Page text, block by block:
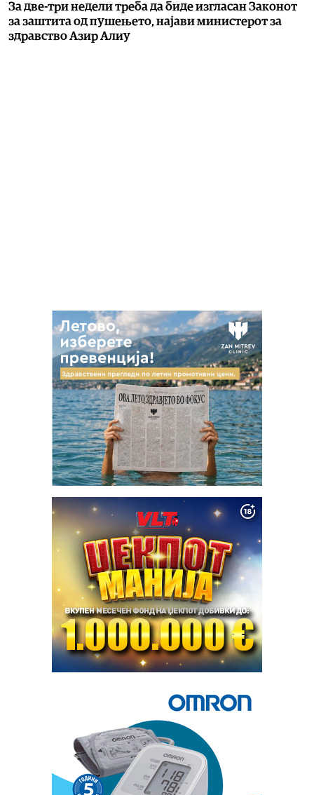
За две-три недели треба да биде изгласан Законот
за заштита од пушењето, најави министерот за
здравство Азир Алиу